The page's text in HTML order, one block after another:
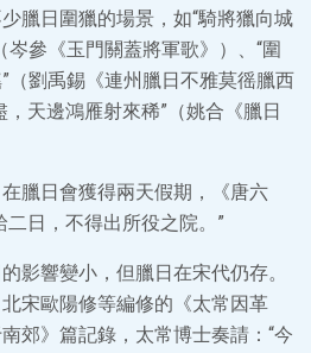
臘日圍獵的場景，如“騎將獵向城
岑參《玉門關蓋將軍歌》）、“圍
（劉禹錫《連州臘日不雅莫徭臘西
，天邊鴻雁射來稀”（姚合《臘日
臘日會獲得兩天假期，《唐六
日，不得出所役之院。”
影響變小，但臘日在宋代仍存。
宋歐陽修等編修的《太常因革
郊》篇記錄，太常博士奏請：“今